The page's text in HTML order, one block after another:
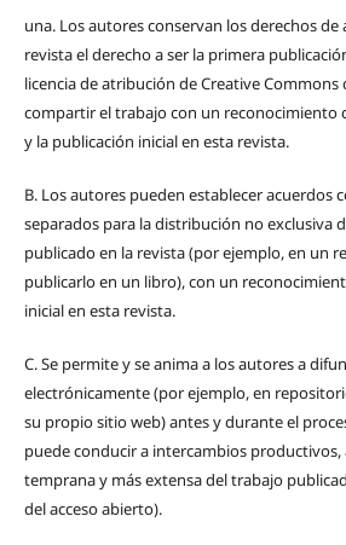
una. Los autores conservan los derechos
revista el derecho a ser la primera
licencia de atribución de Creative
compartir el trabajo con un reconocimiento
y la publicación inicial en esta revista.
B. Los autores pueden establecer acuerdos
separados para la distribución no exclusiva
publicado en la revista (por ejemplo, en un
publicarlo en un libro), con un
inicial en esta revista.
C.Se permite y se anima a los autores a
electrónicamente (por ejemplo, en
su propio sitio web) antes y durante el
puede conducir a intercambios productivos,
temprana y más extensa del trabajo
del acceso abierto).